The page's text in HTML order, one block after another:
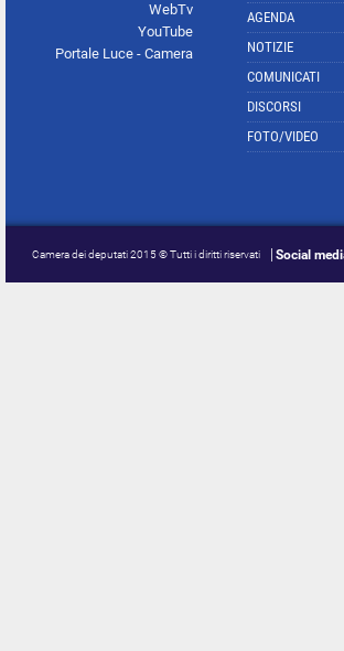
WebTv
YouTube
Portale Luce - Camera
AGENDA
NOTIZIE
COMUNICATI
DISCORSI
FOTO/VIDEO
Camera dei deputati 2015 © Tutti i diritti riservati Social